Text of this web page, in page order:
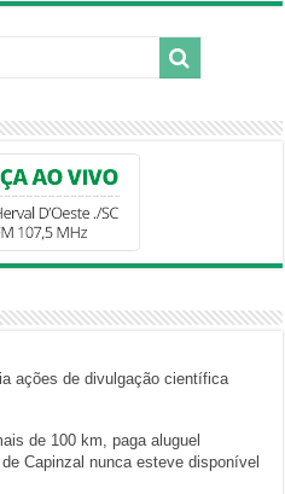
ações de divulgação científica
de 100 km, paga aluguel
Capinzal nunca esteve disponível